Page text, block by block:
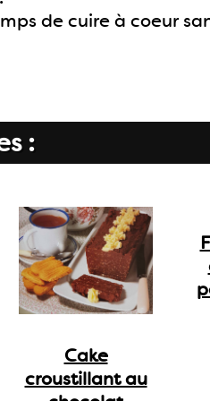
de cuire à coeur
:
Cake
croustillant au